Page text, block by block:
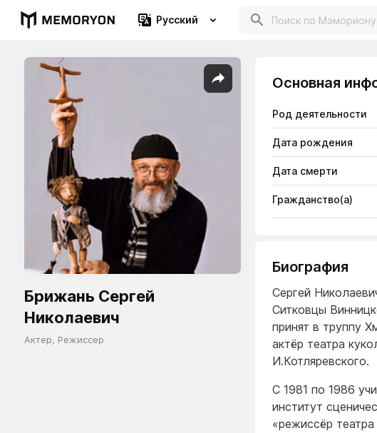
Русский
Брижань Сергей
Николаевич
Актер, Режиссер
Основная
Род деятельности
Дата рождения
Дата смерти
Гражданство(а)
Биография
Сергей
Ситковцы
принят в труппу
актёр театра
И.Котляревского.
С 1981 по 1986
институт
«режиссёр